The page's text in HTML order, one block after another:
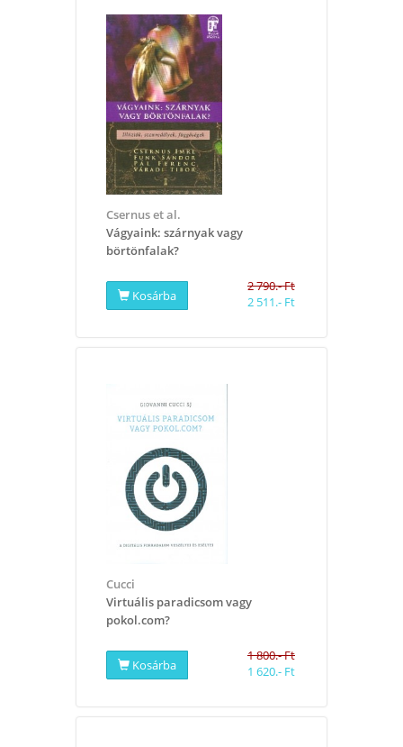
Csernus et al.
Vágyaink: szárnyak vagy
börtönfalak?
Kosárba
2 790.- Ft
2 511.- Ft
Cucci
​Virtuális paradicsom vagy
pokol.com?
Kosárba
1 800.- Ft
1 620.- Ft